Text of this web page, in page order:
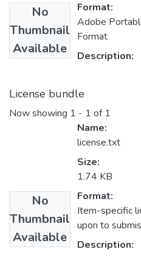
No
Thumbnail
Available
Format:
Adobe
Format
Description:
License bundle
Now showing 1 - 1 of 1
No
Thumbnail
Available
Name:
license.txt
Size:
1.74 KB
Format:
Item-specific
upon to
Description: